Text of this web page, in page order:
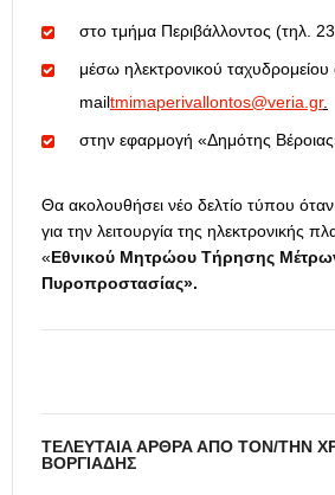
στο τμήμα Περιβάλλοντος (τηλ.
μέσω ηλεκτρονικού
mailtmimaperivallontos@veria.gr.
στην εφαρμογή «Δημότης
Θα ακολουθήσει νέο δελτίο τύπου
για την λειτουργία της ηλεκτρονικής
«Εθνικού Μητρώου Τήρησης
Πυροπροστασίας».
ΤΕΛΕΥΤΑΊΑ ΆΡΘΡΑ ΑΠΌ ΤΟΝ/ΤΗΝ
ΒΟΡΓΙΆΔΗΣ